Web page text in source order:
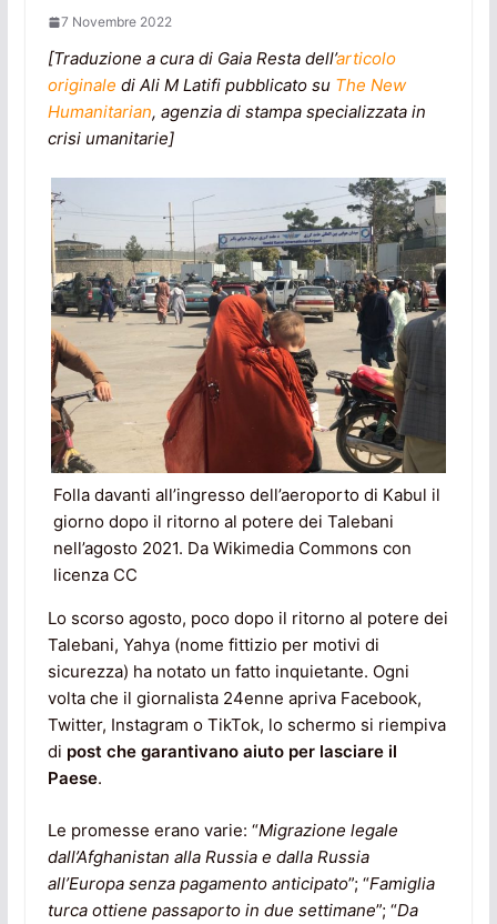
7 Novembre 2022
[Traduzione a cura di Gaia Resta dell’articolo
originale di Ali M Latifi pubblicato su The New
Humanitarian, agenzia di stampa specializzata in
crisi umanitarie]
Folla davanti all’ingresso dell’aeroporto di Kabul il
giorno dopo il ritorno al potere dei Talebani
nell’agosto 2021. Da Wikimedia Commons con
licenza CC
Lo scorso agosto, poco dopo il ritorno al potere dei
Talebani, Yahya (nome fittizio per motivi di
sicurezza) ha notato un fatto inquietante. Ogni
volta che il giornalista 24enne apriva Facebook,
Twitter, Instagram o TikTok, lo schermo si riempiva
di post che garantivano aiuto per lasciare il
Paese.
Le promesse erano varie: “Migrazione legale
dall’Afghanistan alla Russia e dalla Russia
all’Europa senza pagamento anticipato”; “Famiglia
turca ottiene passaporto in due settimane”; “Da